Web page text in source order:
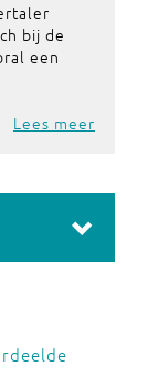
bij de
een
Lees meer